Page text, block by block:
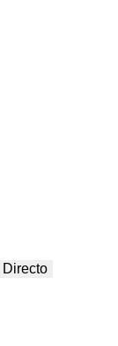
Directo